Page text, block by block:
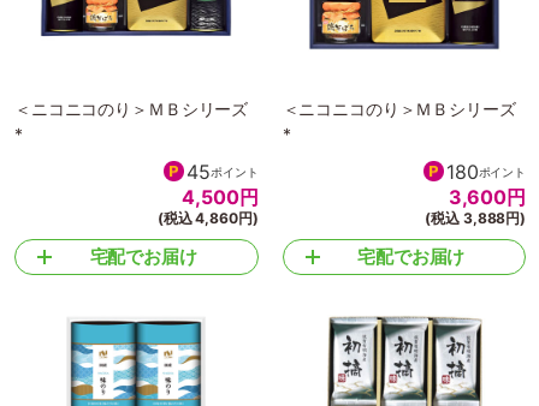
＜ニコニコのり＞ＭＢシリーズ
*
45ポイント
4,500円
(税込 4,860円)
宅配でお届け
＜ニコニコのり＞ＭＢシリーズ
*
180ポイント
3,600円
(税込 3,888円)
宅配でお届け